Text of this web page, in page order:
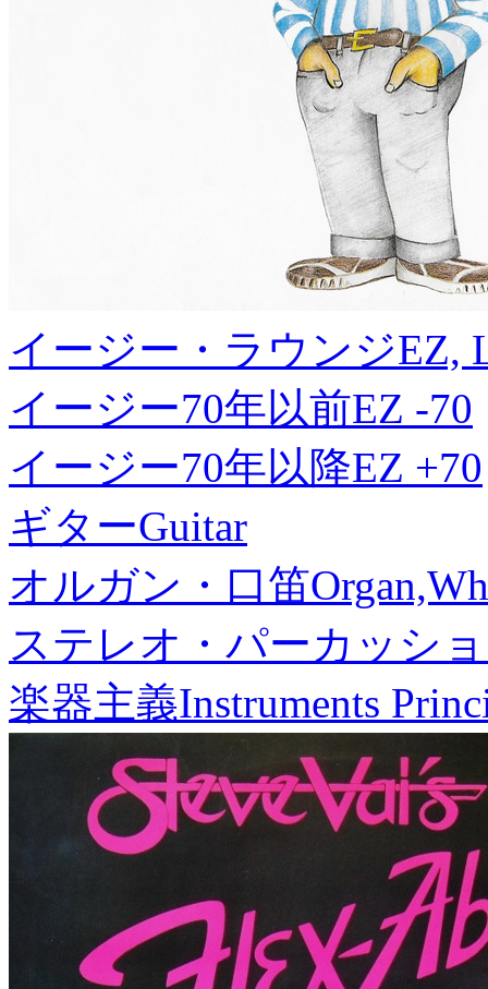
イージー・ラウンジEZ,
イージー70年以前EZ -70
イージー70年以降EZ +70
ギターGuitar
オルガン・口笛
ステレオ・パーカッシ
楽器主義Instruments